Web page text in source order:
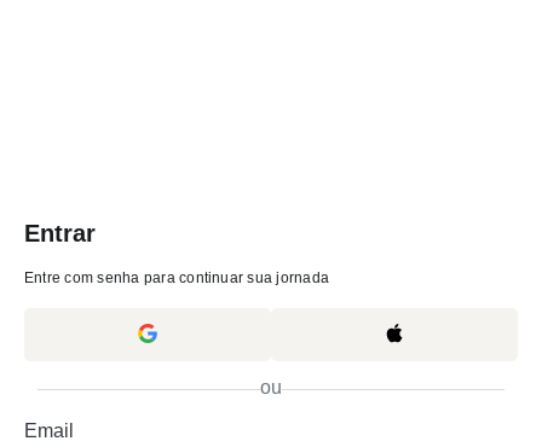
Entrar
Entre com senha para continuar sua jornada
ou
Email